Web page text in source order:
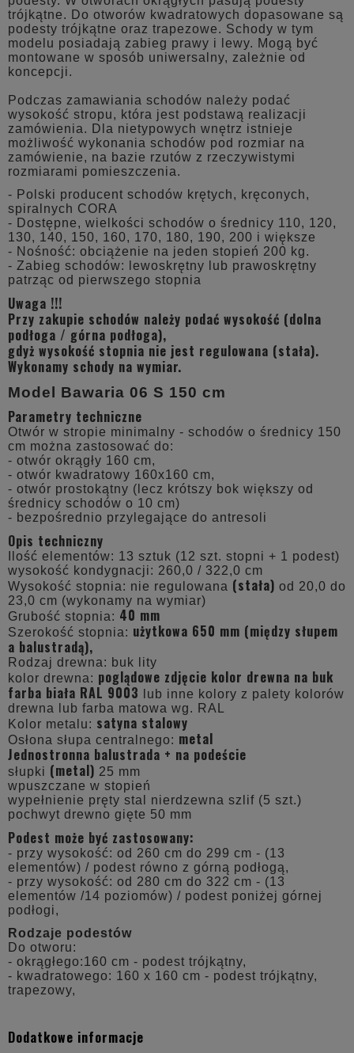
trójkątne. Do otworów kwadratowych dopasowane są
podesty trójkątne oraz trapezowe. Schody w tym
modelu posiadają zabieg prawy i lewy. Mogą być
montowane w sposób uniwersalny, zależnie od
koncepcji.
Podczas zamawiania schodów należy podać
wysokość stropu, która jest podstawą realizacji
zamówienia. Dla nietypowych wnętrz istnieje
możliwość wykonania schodów pod rozmiar na
zamówienie, na bazie rzutów z rzeczywistymi
rozmiarami pomieszczenia.
- Polski producent schodów krętych, kręconych,
spiralnych CORA
- Dostępne, wielkości schodów o średnicy 110, 120,
130, 140, 150, 160, 170, 180, 190, 200 i większe
- Nośność: obciążenie na jeden stopień 200 kg.
- Zabieg schodów: lewoskrętny lub prawoskrętny
patrząc od pierwszego stopnia
Uwaga !!!
Przy zakupie schodów należy podać wysokość (dolna
podłoga / górna podłoga),
gdyż wysokość stopnia nie jest regulowana (stała).
Wykonamy schody na wymiar.
Model Bawaria 06 S 150 cm
Parametry techniczne
Otwór w stropie minimalny - schodów o średnicy 150
cm można zastosować do:
- otwór okrągły 160 cm,
- otwór kwadratowy 160x160 cm,
- otwór prostokątny (lecz krótszy bok większy od
średnicy schodów o 10 cm)
- bezpośrednio przylegające do antresoli
Opis techniczny
Ilość elementów: 13 sztuk (12 szt. stopni + 1 podest)
wysokość kondygnacji: 260,0 / 322,0 cm
Wysokość stopnia: nie regulowana (stała) od 20,0 do
23,0 cm (wykonamy na wymiar)
Grubość stopnia: 40 mm
Szerokość stopnia: użytkowa 650 mm (między słupem
a balustradą),
Rodzaj drewna: buk lity
kolor drewna: poglądowe zdjęcie kolor drewna na buk
farba biała RAL 9003
lub inne kolory z palety kolorów
drewna lub farba matowa wg. RAL
Kolor metalu: satyna stalowy
Osłona słupa centralnego: metal
Jednostronna balustrada + na podeście
słupki (metal) 25 mm
wpuszczane w stopień
wypełnienie pręty stal nierdzewna szlif (5 szt.)
pochwyt drewno gięte 50 mm
Podest może być zastosowany:
- przy wysokość: od 260 cm do 299 cm - (13
elementów) / podest równo z górną podłogą,
- przy wysokość: od 280 cm do 322 cm - (13
elementów /14 poziomów) / podest poniżej górnej
podłogi,
Rodzaje podestów
Do otworu:
- okrągłego:160 cm - podest trójkątny,
- kwadratowego: 160 x 160 cm - podest trójkątny,
trapezowy,
Dodatkowe informacje